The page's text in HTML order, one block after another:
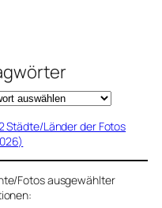
Städte/Länder der Fotos
Fotos ausgewählter